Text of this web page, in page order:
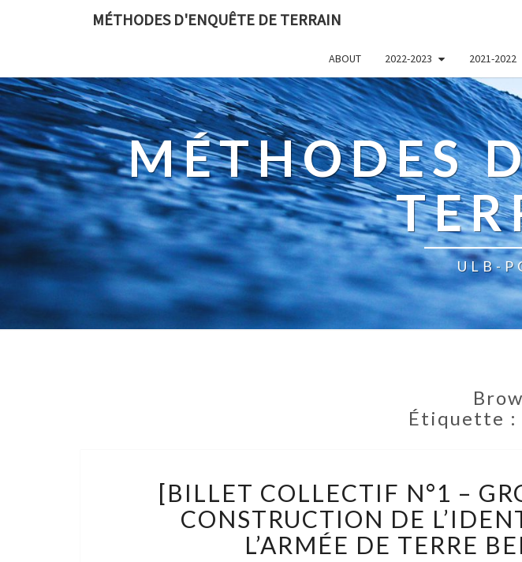
MÉTHODES D'ENQUÊTE DE TERRAIN
ABOUT 2022-2023 2021-2022
MÉTHODES
ULB-
Étiquette :
COLLECTIF
N°1
–
GROUPE
[BILLET COLLECTIF N°1 –
CONSTRUCTION DE
L’ARMÉE DE TERRE